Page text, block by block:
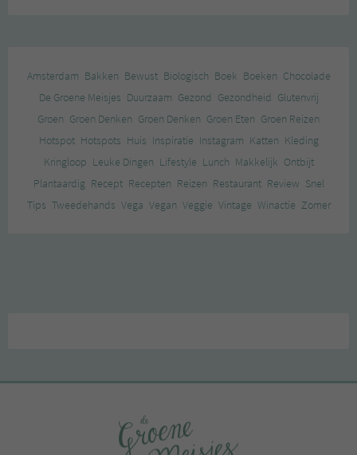
Amsterdam Bakken Bewust Biologisch Boek Boeken Chocolade
De Groene Meisjes Duurzaam Gezond Gezondheid Glutenvrij
Groen Groen Denken Groen Denken Groen Eten Groen Reizen
Hotspot Hotspots Huis Inspiratie Instagram Katten Kleding
Kringloop Leuke Dingen Lifestyle Lunch Makkelijk Ontbijt
Plantaardig Recept Recepten Reizen Restaurant Review Snel
Tips Tweedehands Vega Vegan Veggie Vintage Winactie Zomer